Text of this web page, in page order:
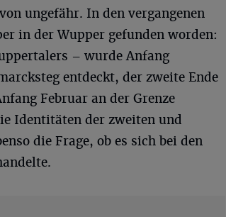
ungefähr. In den vergangenen
in der Wupper gefunden worden:
– wurde Anfang
entdeckt, der zweite Ende
Februar an der Grenze
Identitäten der zweiten und
die Frage, ob es sich bei den